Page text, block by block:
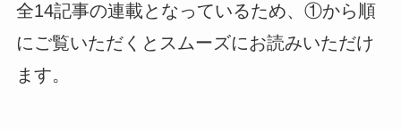
全14記事の連載となっているため、①から順
にご覧いただくとスムーズにお読みいただけ
ます。